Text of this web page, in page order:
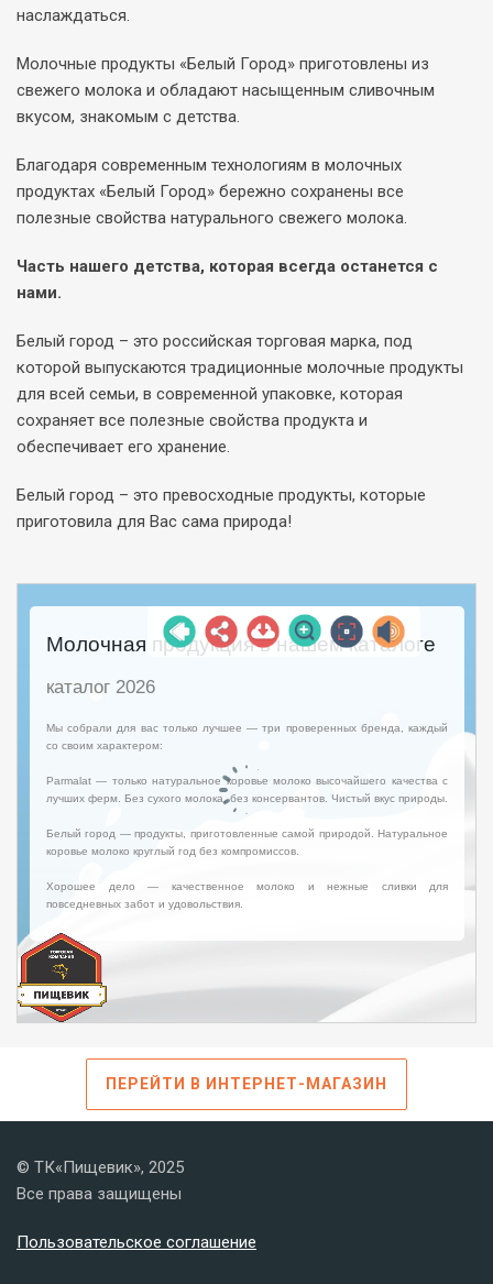
наслаждаться.
Молочные продукты «Белый Город» приготовлены из
свежего молока и обладают насыщенным сливочным
вкусом, знакомым с детства.
Благодаря современным технологиям в молочных
продуктах «Белый Город» бережно сохранены все
полезные свойства натурального свежего молока.
Часть нашего детства, которая всегда останется с
нами.
Белый город – это российская торговая марка, под
которой выпускаются традиционные молочные продукты
для всей семьи, в современной упаковке, которая
сохраняет все полезные свойства продукта и
обеспечивает его хранение.
Белый город – это превосходные продукты, которые
приготовила для Вас сама природа!
ПЕРЕЙТИ В ИНТЕРНЕТ-МАГАЗИН
© ТК«Пищевик», 2025
Все права защищены
Пользовательское соглашение